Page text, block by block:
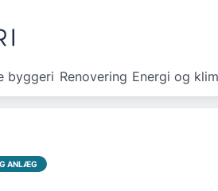
byggeri Renovering Energi og
ANLÆG